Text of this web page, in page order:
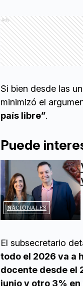
Ads
Si bien desde las
minimizó el
país libre”.
Puede
NACIONALES
El subsecretario
todo el 2026 va a
docente desde el
junio y otro 3%